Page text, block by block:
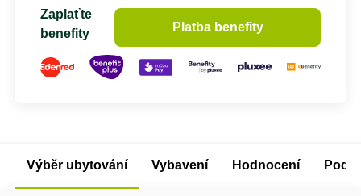
Zaplaťte
benefity
Platba benefity
Výběr ubytování Vybavení Hodnocení